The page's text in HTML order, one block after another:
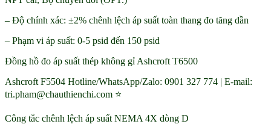
– Độ chính xác: ±2% chênh lệch áp suất toàn thang đo tăng dần
– Phạm vi áp suất: 0-5 psid đến 150 psid
Đồng hồ đo áp suất thép không gỉ Ashcroft T6500
Ashcroft F5504 Hotline/WhatsApp/Zalo: 0901 327 774 | E-mail:
tri.pham@chauthienchi.com ⭐
Công tắc chênh lệch áp suất NEMA 4X dòng D